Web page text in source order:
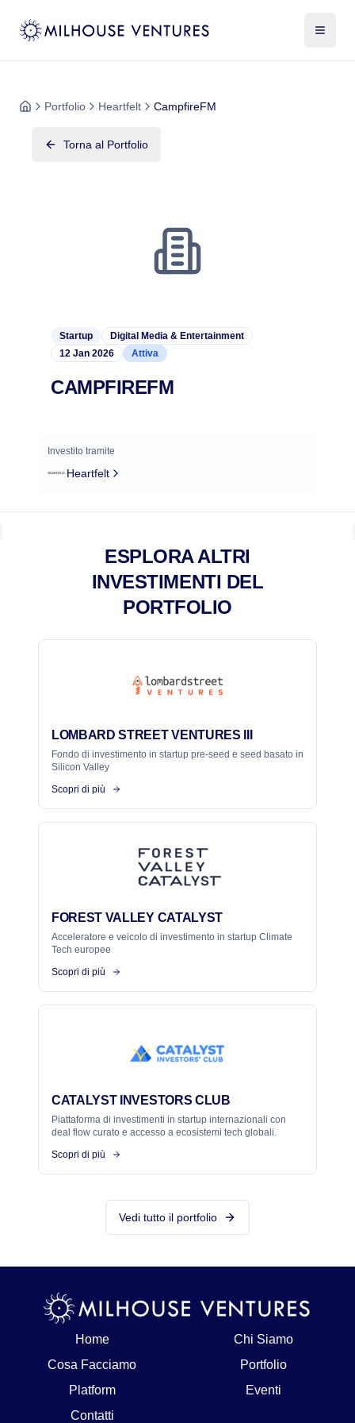
Portfolio Heartfelt CampfireFM
Torna al Portfolio
Startup
Digital Media & Entertainment
12 Jan 2026
Attiva
CAMPFIREFM
Investito tramite
Heartfelt
ESPLORA ALTRI
INVESTIMENTI DEL
PORTFOLIO
LOMBARD STREET VENTURES III
Fondo di investimento in startup pre-seed e seed basato in
Silicon Valley
Scopri di più
FOREST VALLEY CATALYST
Acceleratore e veicolo di investimento in startup Climate
Tech europee
Scopri di più
CATALYST INVESTORS CLUB
Piattaforma di investimenti in startup internazionali con
deal flow curato e accesso a ecosistemi tech globali.
Scopri di più
Vedi tutto il portfolio
Home
Chi Siamo
Cosa Facciamo
Portfolio
Platform
Eventi
Contatti